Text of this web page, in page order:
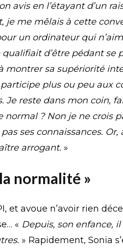
avis en l’étayant d’un
me mêlais à cette
un ordinateur qui
d’être pédant se
montrer sa supériorité
participe plus ou peu aux
Je reste dans mon coin,
? Non je ne crois
ses connaissances.
arrogant. »
la normalité »
et avoue n’avoir rien
« Depuis, son enfance,
» Rapidement, Sonia